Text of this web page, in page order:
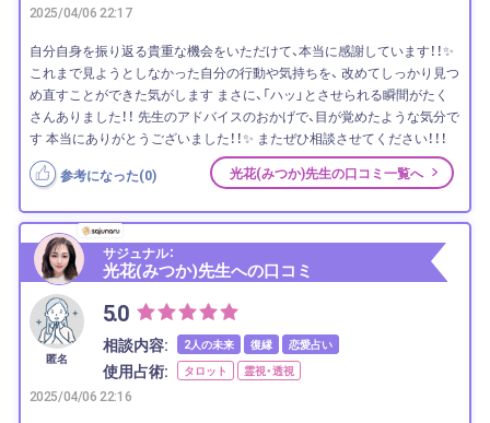
2025/04/06 22:17
自分自身を振り返る貴重な機会をいただけて、本当に感謝しています！！✨
これまで見ようとしなかった自分の行動や気持ちを、 改めてしっかり見つ
め直すことができた気がします まさに、「ハッ」とさせられる瞬間がたく
さんありました！！ 先生のアドバイスのおかげで、目が覚めたような気分で
す 本当にありがとうございました！！✨ またぜひ相談させてください！！！
参考になった(0) 光花(みつか)先生の口コミ一覧へ
サジュナル：
光花(みつか)先生への口コミ
匿名
5.0
相談内容: 2人の未来 復縁 恋愛占い
使用占術: タロット 霊視・透視
2025/04/06 22:16